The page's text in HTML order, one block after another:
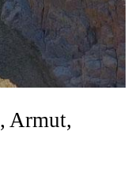
Armut,